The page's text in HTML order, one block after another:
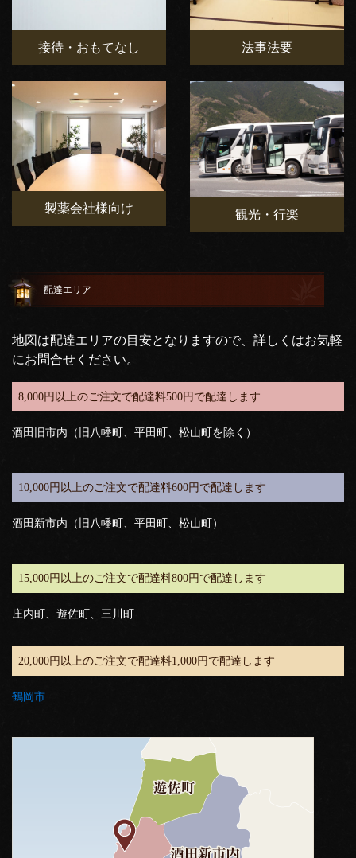
接待・おもてなし 法事法要
製薬会社様向け 観光・行楽
配達エリア
地図は配達エリアの目安となりますので、詳しくはお気軽
にお問合せください。
8,000円以上のご注文で配達料500円で配達します
酒田旧市内（旧八幡町、平田町、松山町を除く）
10,000円以上のご注文で配達料600円で配達します
酒田新市内（旧八幡町、平田町、松山町）
15,000円以上のご注文で配達料800円で配達します
庄内町、遊佐町、三川町
20,000円以上のご注文で配達料1,000円で配達します
鶴岡市